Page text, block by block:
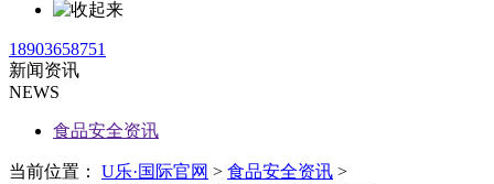
18903658751
新闻资讯
NEWS
食品安全资讯
当前位置： U乐·国际官网 > 食品安全资讯 >